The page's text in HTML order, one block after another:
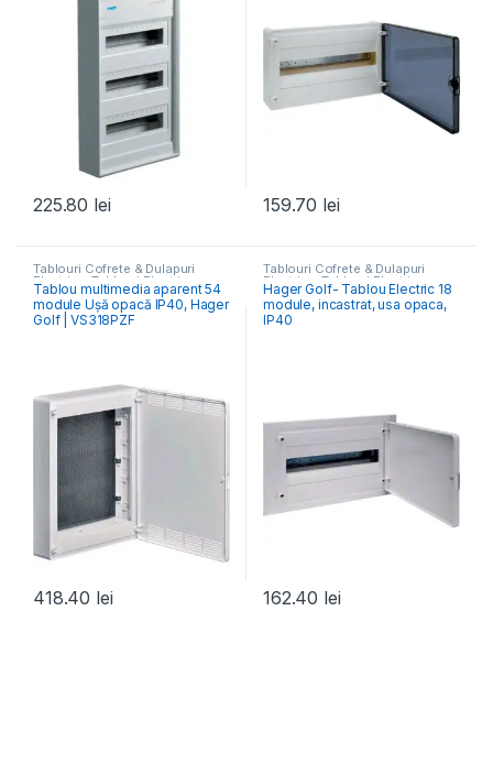
225.80 lei 159.70 lei
Tablouri Cofrete & Dulapuri
Electrice ,Tablouri Electrice
Hibrid & Multimedia
Tablou multimedia aparent 54
module Ușă opacă IP40, Hager
Golf | VS318PZF
418.40 lei
Tablouri Cofrete & Dulapuri
Electrice ,Tablouri Electrice
Rezidențiale Încastrate
Hager Golf- Tablou Electric 18
module, incastrat, usa opaca,
IP40
162.40 lei